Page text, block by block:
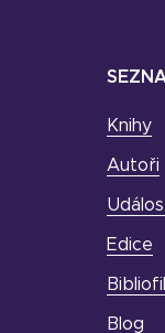
Knihy
Autoři
Edice
Blog